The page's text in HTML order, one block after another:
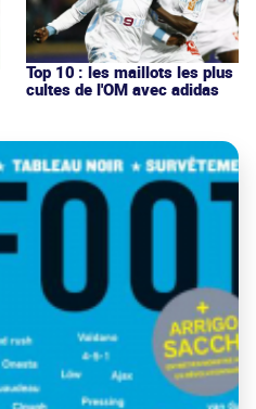
Top 10 : les maillots les plus
cultes de l'OM avec adidas